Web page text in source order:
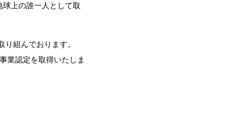
上の誰一人として取
組んでおります。
業認定を取得いたしま